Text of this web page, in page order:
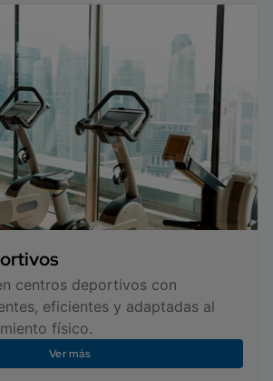
centros deportivos con
eficientes y adaptadas al
físico.
Ver más